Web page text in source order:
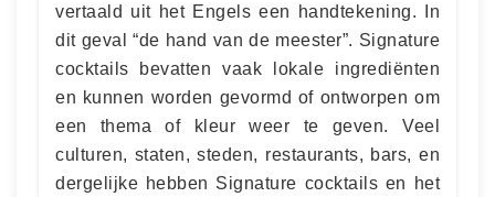
vertaald uit het Engels een handtekening. In
dit geval “de hand van de meester”. Signature
cocktails bevatten vaak lokale ingrediënten
en kunnen worden gevormd of ontworpen om
een ​​thema of kleur weer te geven. Veel
culturen, staten, steden, restaurants, bars, en
dergelijke hebben Signature cocktails en het